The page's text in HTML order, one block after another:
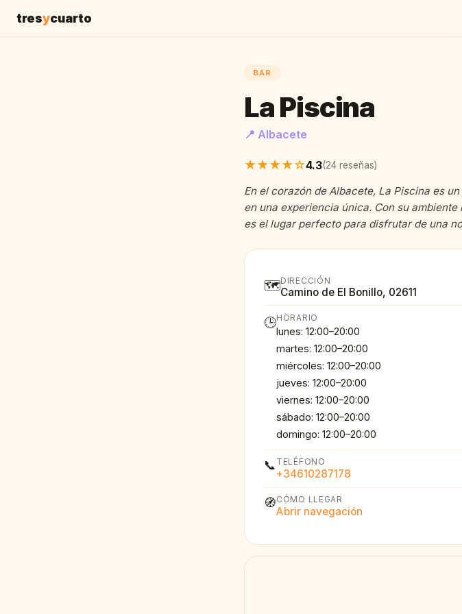
tresycuarto
BAR
La Piscina
📍 Albacete
★★★★☆4.3(24 reseñas)
En el corazón de Albacete, La Piscina es
en una experiencia única. Con su
es el lugar perfecto para disfrutar de una
🗺️DIRECCIÓN
Camino de El Bonillo, 02611
🕒HORARIO
lunes: 12:00–20:00
martes: 12:00–20:00
miércoles: 12:00–20:00
jueves: 12:00–20:00
viernes: 12:00–20:00
sábado: 12:00–20:00
domingo: 12:00–20:00
📞 TELÉFONO
+34610287178
🧭CÓMO LLEGAR
Abrir navegación